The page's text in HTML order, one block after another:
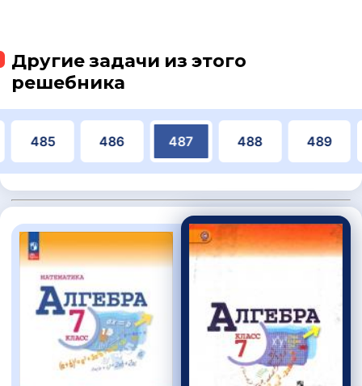
Другие задачи из этого
решебника
485 486 487 488 489